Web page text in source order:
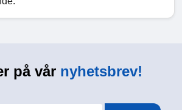
på vår nyhetsbrev!